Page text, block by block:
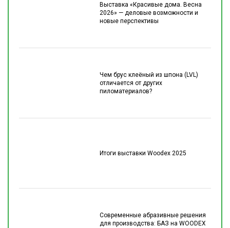
Выставка «Красивые дома. Весна
2026» — деловые возможности и
новые перспективы
Чем брус клеёный из шпона (LVL)
отличается от других
пиломатериалов?
Итоги выставки Woodex 2025
Современные абразивные решения
для производства: БАЗ на WOODEX